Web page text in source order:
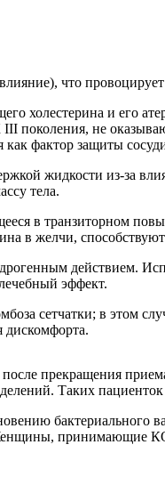
что
холестерина и его
не
фактор защиты
жидкости из-за
тела.
в транзиторном
в желчи,
действием.
эффект.
сетчатки; в этом
прекращения
Таких
бактериального
принимающие